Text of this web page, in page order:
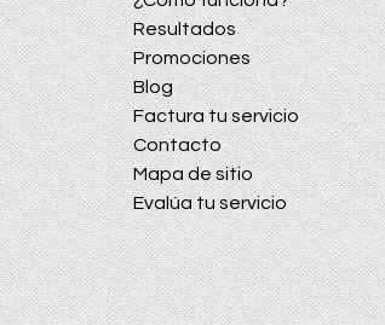
Resultados
Promociones
Blog
Factura tu servicio
Contacto
Mapa de sitio
Evalúa tu servicio